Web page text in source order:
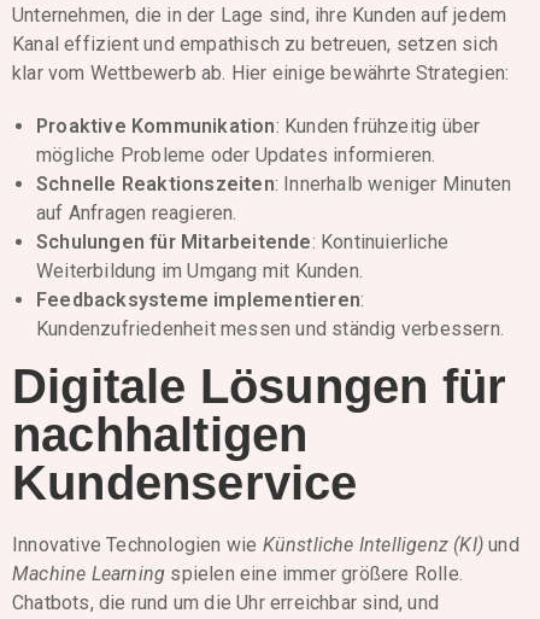
Unternehmen, die in der Lage sind, ihre Kunden auf jedem
Kanal effizient und empathisch zu betreuen, setzen sich
klar vom Wettbewerb ab. Hier einige bewährte Strategien:
Proaktive Kommunikation: Kunden frühzeitig über
mögliche Probleme oder Updates informieren.
Schnelle Reaktionszeiten: Innerhalb weniger Minuten
auf Anfragen reagieren.
Schulungen für Mitarbeitende: Kontinuierliche
Weiterbildung im Umgang mit Kunden.
Feedbacksysteme implementieren:
Kundenzufriedenheit messen und ständig verbessern.
Digitale Lösungen für
nachhaltigen
Kundenservice
Innovative Technologien wie Künstliche Intelligenz (KI) und
Machine Learning spielen eine immer größere Rolle.
Chatbots, die rund um die Uhr erreichbar sind, und